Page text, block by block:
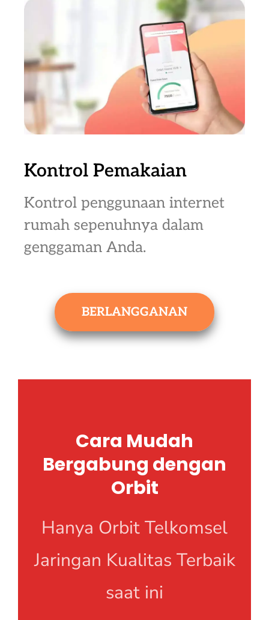
Kontrol Pemakaian
Kontrol penggunaan internet
rumah sepenuhnya dalam
genggaman Anda.
BERLANGGANAN
Cara Mudah
Bergabung dengan
Orbit
Hanya Orbit Telkomsel
Jaringan Kualitas Terbaik
saat ini